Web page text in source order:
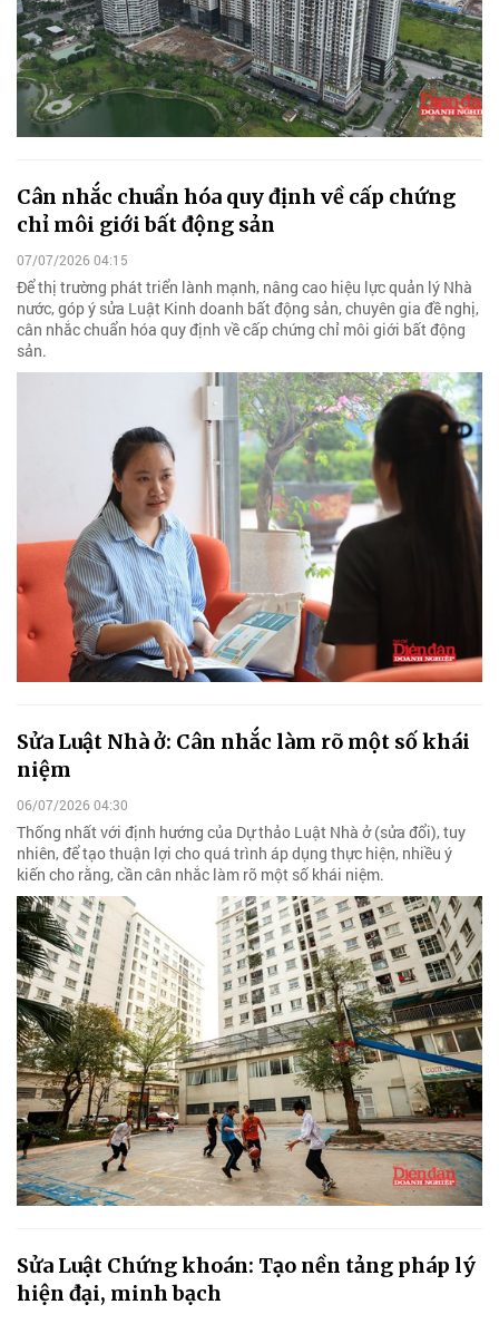
Cân nhắc chuẩn hóa quy định về cấp chứng
chỉ môi giới bất động sản
07/07/2026 04:15
Để thị trường phát triển lành mạnh, nâng cao hiệu lực quản lý Nhà
nước, góp ý sửa Luật Kinh doanh bất động sản, chuyên gia đề nghị,
cân nhắc chuẩn hóa quy định về cấp chứng chỉ môi giới bất động
sản.
Sửa Luật Nhà ở: Cân nhắc làm rõ một số khái
niệm
06/07/2026 04:30
Thống nhất với định hướng của Dự thảo Luật Nhà ở (sửa đổi), tuy
nhiên, để tạo thuận lợi cho quá trình áp dụng thực hiện, nhiều ý
kiến cho rằng, cần cân nhắc làm rõ một số khái niệm.
Sửa Luật Chứng khoán: Tạo nền tảng pháp lý
hiện đại, minh bạch